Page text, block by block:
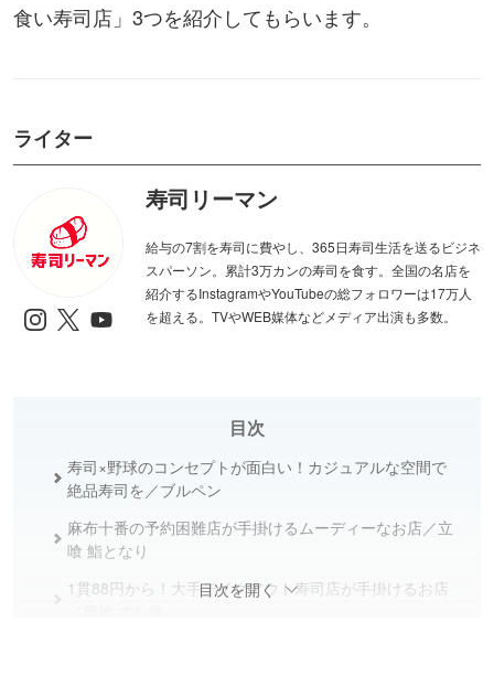
食い寿司店」3つを紹介してもらいます。
ライター
寿司リーマン
給与の7割を寿司に費やし、365日寿司生活を送るビジネ
スパーソン。累計3万カンの寿司を食す。全国の名店を
紹介するInstagramやYouTubeの総フォロワーは17万人
を超える。TVやWEB媒体などメディア出演も多数。
目次
寿司×野球のコンセプトが面白い！カジュアルな空間で
絶品寿司を／ブルペン
麻布十番の予約困難店が手掛けるムーディーなお店／立
喰 鮨となり
1貫88円から！大手テイクアウト寿司店が手掛けるお店
目次を開く